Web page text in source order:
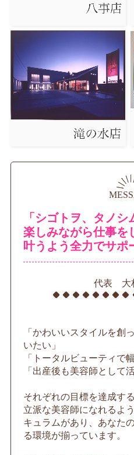
「シゴトヲ、タノシ
楽しみながら仕事を
叶うよう全力でサポ
代表 大
「かわいいスタイルを創
いたい」
「トータルビューティで
「出産後も美容師として
それぞれの目標を達成す
立派な美容師になれるよ
キュラムがあり、あなた
る環境が揃っています。